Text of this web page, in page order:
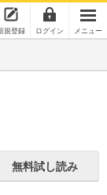
規登録 ログイン メニュー
無料試し読み